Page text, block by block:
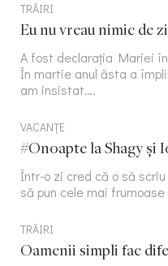
TRĂIRI
Eu nu vreau nimic de
A fost declarația Mariei
În martie anul ăsta a
am insistat….
VACANȚE
#Onoapte la Shagy și
Într-o zi cred că o să
să pun cele mai
TRĂIRI
Oamenii simpli fac